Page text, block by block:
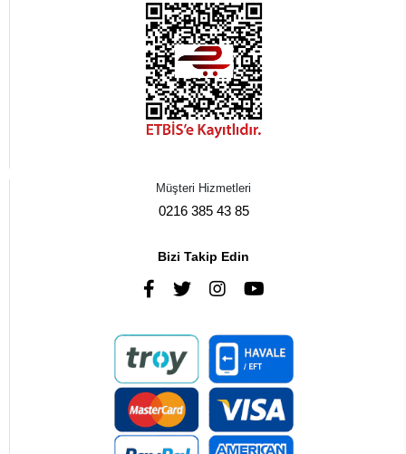
Müşteri Hizmetleri
0216 385 43 85
Bizi Takip Edin